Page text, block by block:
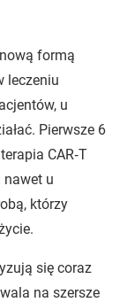
nową formą
leczeniu
u
Pierwsze 6
CAR‑T
nawet u
którzy
się coraz
na szersze